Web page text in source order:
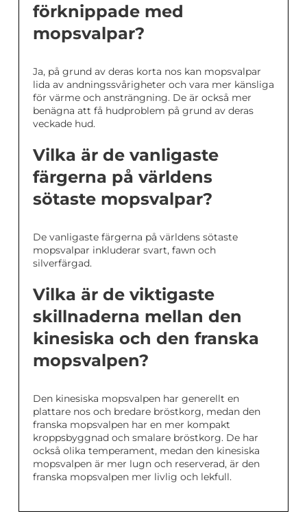
förknippade med
mopsvalpar?
Ja, på grund av deras korta nos kan mopsvalpar
lida av andningssvårigheter och vara mer känsliga
för värme och ansträngning. De är också mer
benägna att få hudproblem på grund av deras
veckade hud.
Vilka är de vanligaste
färgerna på världens
sötaste mopsvalpar?
De vanligaste färgerna på världens sötaste
mopsvalpar inkluderar svart, fawn och
silverfärgad.
Vilka är de viktigaste
skillnaderna mellan den
kinesiska och den franska
mopsvalpen?
Den kinesiska mopsvalpen har generellt en
plattare nos och bredare bröstkorg, medan den
franska mopsvalpen har en mer kompakt
kroppsbyggnad och smalare bröstkorg. De har
också olika temperament, medan den kinesiska
mopsvalpen är mer lugn och reserverad, är den
franska mopsvalpen mer livlig och lekfull.